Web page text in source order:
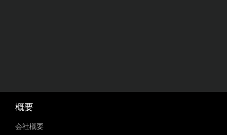
概要
会社概要